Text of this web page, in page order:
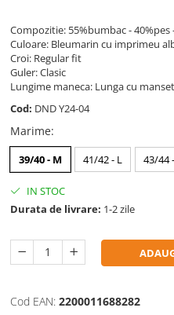
Compozitie: 55%bumbac - 40%pes
Culoare: Bleumarin cu imprimeu
Croi: Regular fit
Guler: Clasic
Lungime maneca: Lunga cu
Cod: DND Y24-04
Marime:
39/40 - M 41/42 - L 43/44
IN STOC
Durata de livrare: 1-2 zile
Cod EAN: 2200011688282